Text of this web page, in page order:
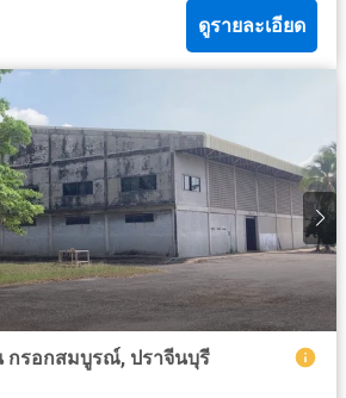
ดูรายละเอียด
กรอกสมบูรณ์, ปราจีนบุรี